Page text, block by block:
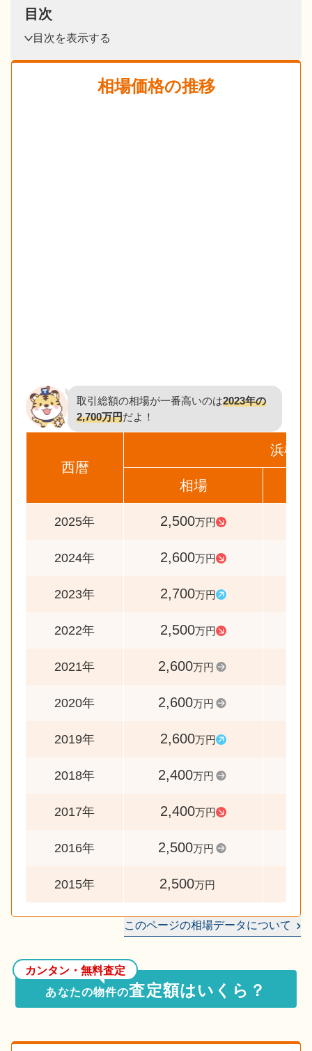
目次
目次を表示する
相場価格の推移
取引総額の相場が一番高いのは2023年の
2,700万円だよ！
西暦
浜松市
相場
2025年 2,500万円
2024年 2,600万円
2023年 2,700万円
2022年 2,500万円
2021年 2,600万円
2020年 2,600万円
2019年 2,600万円
2018年 2,400万円
2017年 2,400万円
2016年 2,500万円
2015年 2,500万円
このページの相場データについて
カンタン・無料査定
あなたの物件の査定額はいくら？